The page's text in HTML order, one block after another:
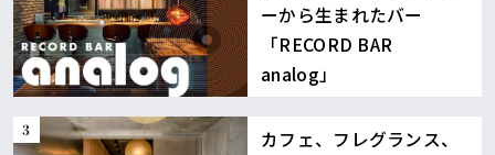
ーから生まれたバー
「RECORD BAR
analog」
カフェ、フレグランス、